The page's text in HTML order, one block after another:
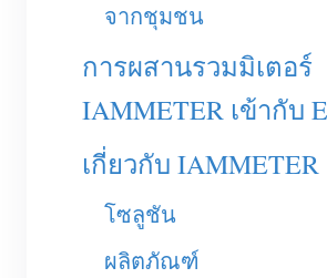
บริการโฮสต์ด้วยตนเอง
เครื่องชาร์จ EV
โปรแกรมจำลอง IAMMETER
มิเตอร์เสมือน
จากชุมชน
การผสานรวมมิเตอร์
IAMMETER เข้ากับ
เกี่ยวกับ IAMMETER
โซลูชัน
ผลิตภัณฑ์